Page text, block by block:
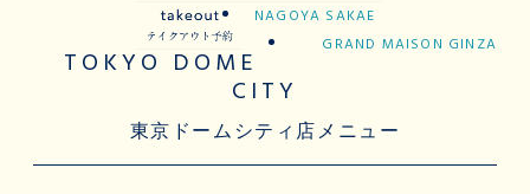
NAGOYA SAKAE
GRAND MAISON GINZA
TOKYO DOME
CITY
東京ドームシティ店メニュー